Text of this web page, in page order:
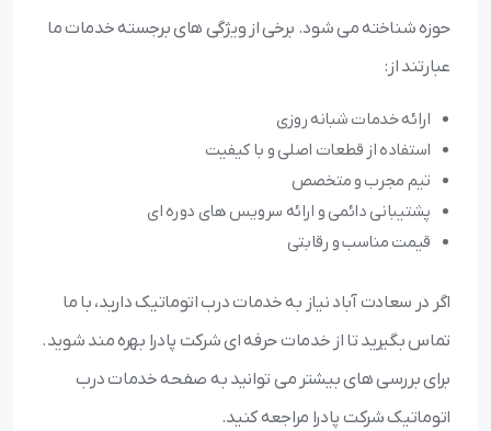
حوزه شناخته می شود. برخی از ویژگی های برجسته خدمات ما
عبارتند از:
ارائه خدمات شبانه روزی
استفاده از قطعات اصلی و با کیفیت
تیم مجرب و متخصص
پشتیبانی دائمی و ارائه سرویس های دوره ای
قیمت مناسب و رقابتی
اگر در سعادت آباد نیاز به خدمات درب اتوماتیک دارید، با ما
تماس بگیرید تا از خدمات حرفه ای شرکت پادرا بهره مند شوید.
برای بررسی های بیشتر می توانید به صفحه خدمات درب
اتوماتیک شرکت پادرا مراجعه کنید.